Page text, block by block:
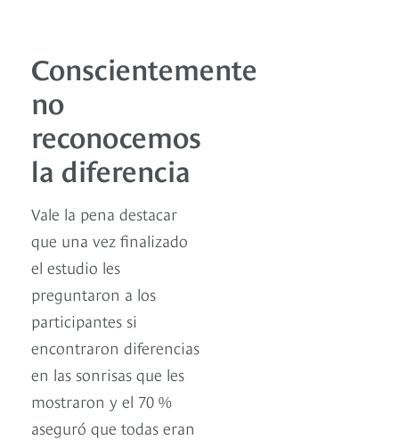
Conscientemente
no
reconocemos
la diferencia
Vale la pena destacar
que una vez finalizado
el estudio les
preguntaron a los
participantes si
encontraron diferencias
en las sonrisas que les
mostraron y el 70 %
aseguró que todas eran